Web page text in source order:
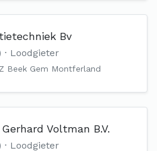
Bv
Loodgieter
Beek Gem Montferland
Voltman B.V.
Loodgieter